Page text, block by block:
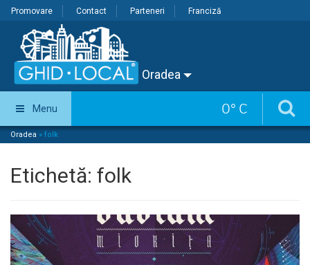
Promovare Contact Parteneri Franciză
Oradea
0° C
Menu
Oradea » folk
Etichetă: folk